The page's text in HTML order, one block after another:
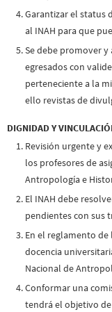
Garantizar el status
al INAH para que
Se debe promover
egresados con
perteneciente a la
ello revistas de
DIGNIDAD Y
Revisión urgente y
los profesores de
Antropología e
El INAH debe
pendientes con sus
En el reglamento de
docencia
Nacional de
Conformar una
tendrá el objetivo